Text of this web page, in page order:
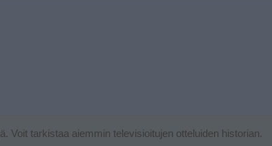
Voit tarkistaa aiemmin televisioitujen otteluiden historian.